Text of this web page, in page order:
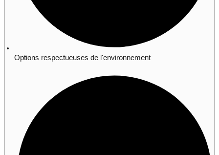
Options respectueuses de l'environnement